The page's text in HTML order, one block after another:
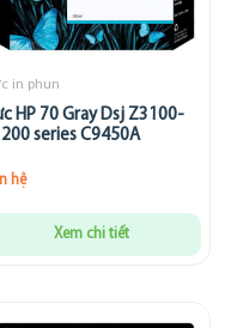
in phun
HP 70 Gray Dsj Z3100-
series C9450A
hệ
Xem chi tiết